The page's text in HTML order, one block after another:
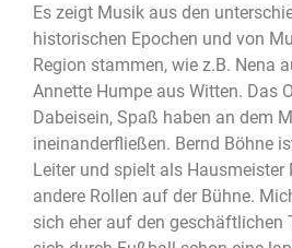
Es zeigt Musik aus den
historischen Epochen und von
Region stammen, wie z.B. Nena
Annette Humpe aus Witten. Das
Dabeisein, Spaß haben an dem
ineinanderfließen. Bernd Böhne
Leiter und spielt als Hausmeister
andere Rollen auf der Bühne.
sich eher auf den geschäftlichen